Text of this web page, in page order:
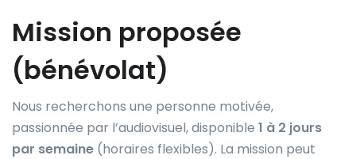
Mission proposée
(bénévolat)
Nous recherchons une personne motivée,
passionnée par l’audiovisuel, disponible 1 à 2 jours
par semaine (horaires flexibles). La mission peut